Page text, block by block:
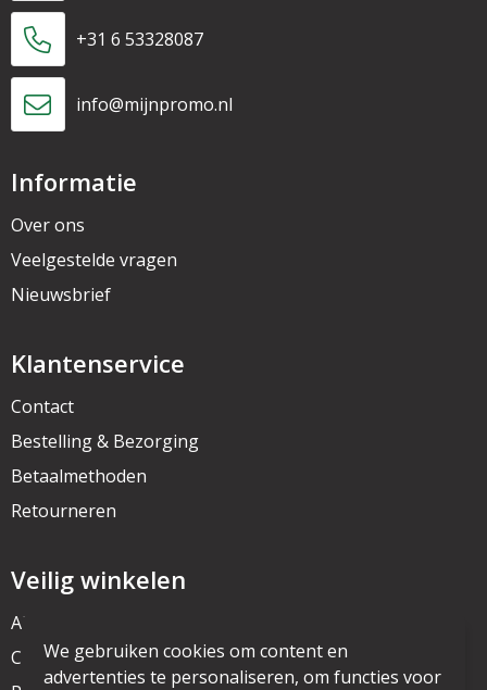
+31 6 53328087
info@mijnpromo.nl
Informatie
Over ons
Veelgestelde vragen
Nieuwsbrief
Klantenservice
Contact
Bestelling & Bezorging
Betaalmethoden
Retourneren
Veilig winkelen
Algemene voorwaarden
Cookieverklaring
We gebruiken cookies om content en
advertenties te personaliseren, om functies voor